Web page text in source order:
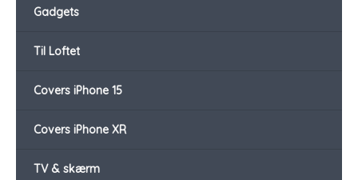
Gadgets
Til Loftet
Covers iPhone 15
Covers iPhone XR
TV & skærm